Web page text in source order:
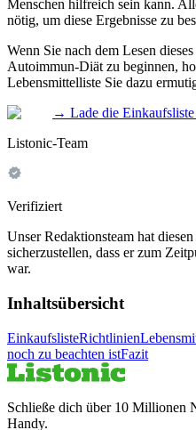
Menschen hilfreich sein kann.
nötig, um diese Ergebnisse zu
Wenn Sie nach dem Lesen
Autoimmun-Diät zu beginnen,
Lebensmittelliste Sie dazu
→ Lade die
Listonic-Team
Verifiziert
Unser Redaktionsteam hat
sicherzustellen, dass er zum
war.
Inhaltsübersicht
EinkaufslisteRichtlinien
noch zu beachten istFazit
Schließe dich über 10 Millionen
Handy.